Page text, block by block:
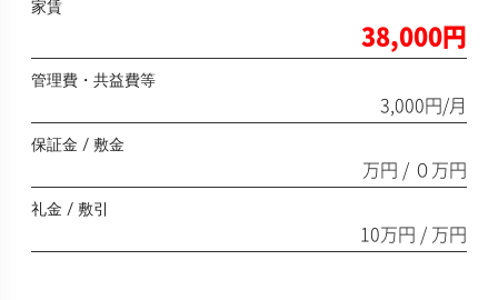
家賃
38,000円
管理費・共益費等
3,000円/月
保証金 / 敷金
万円 / ０万円
礼金 / 敷引
10万円 / 万円